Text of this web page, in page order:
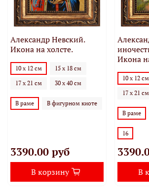
Александр Невский.
Икона на холсте.
10 х 12 см 15 х 18 см
17 х 21 см 30 х 40 см
В раме В фигурном киоте
3390.00 руб
В корзину
Икона
10 х 12 см
17 х 21 см
В раме
16
В